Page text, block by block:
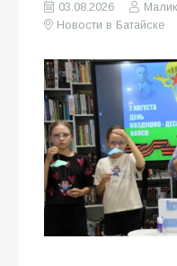
03.08.2026
Новости в Батайске